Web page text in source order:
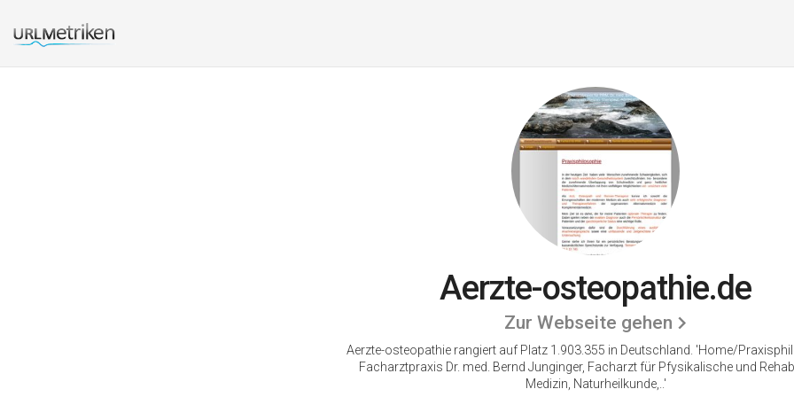
Aerzte-osteopathie.de
Zur Webseite gehen
Aerzte-osteopathie rangiert auf Platz 1.903.355 in Deutschland. 'Home/
Facharztpraxis Dr. med. Bernd Junginger, Facharzt für Pfysikalische und
Medizin, Naturheilkunde,..'